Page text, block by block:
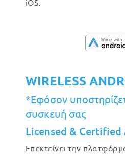
iOS.
WIRELESS
*Εφόσον
συσκευή σας
Licensed & Certified
Επεκτείνει την